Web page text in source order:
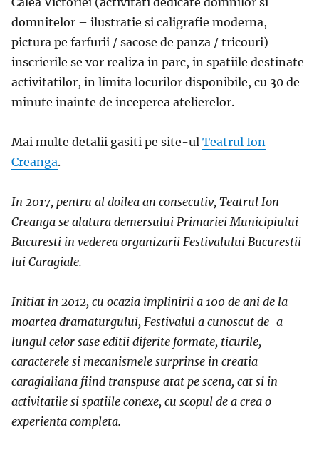
domnitelor – ilustratie si caligrafie moderna,
pictura pe farfurii / sacose de panza / tricouri)
inscrierile se vor realiza in parc, in spatiile destinate
activitatilor, in limita locurilor disponibile, cu 30 de
minute inainte de inceperea atelierelor.
Mai multe detalii gasiti pe site-ul Teatrul Ion
Creanga.
In 2017, pentru al doilea an consecutiv, Teatrul Ion
Creanga se alatura demersului Primariei Municipiului
Bucuresti in vederea organizarii Festivalului Bucurestii
lui Caragiale.
Initiat in 2012, cu ocazia implinirii a 100 de ani de la
moartea dramaturgului, Festivalul a cunoscut de-a
lungul celor sase editii diferite formate, ticurile,
caracterele si mecanismele surprinse in creatia
caragialiana fiind transpuse atat pe scena, cat si in
activitatile si spatiile conexe, cu scopul de a crea o
experienta completa.